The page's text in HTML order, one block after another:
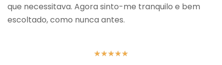
que necessitava. Agora sinto-me tranquilo e bem
escoltado, como nunca antes.
★★★★★